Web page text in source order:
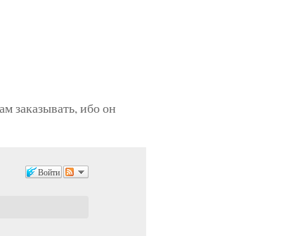
заказывать, ибо он
Войти